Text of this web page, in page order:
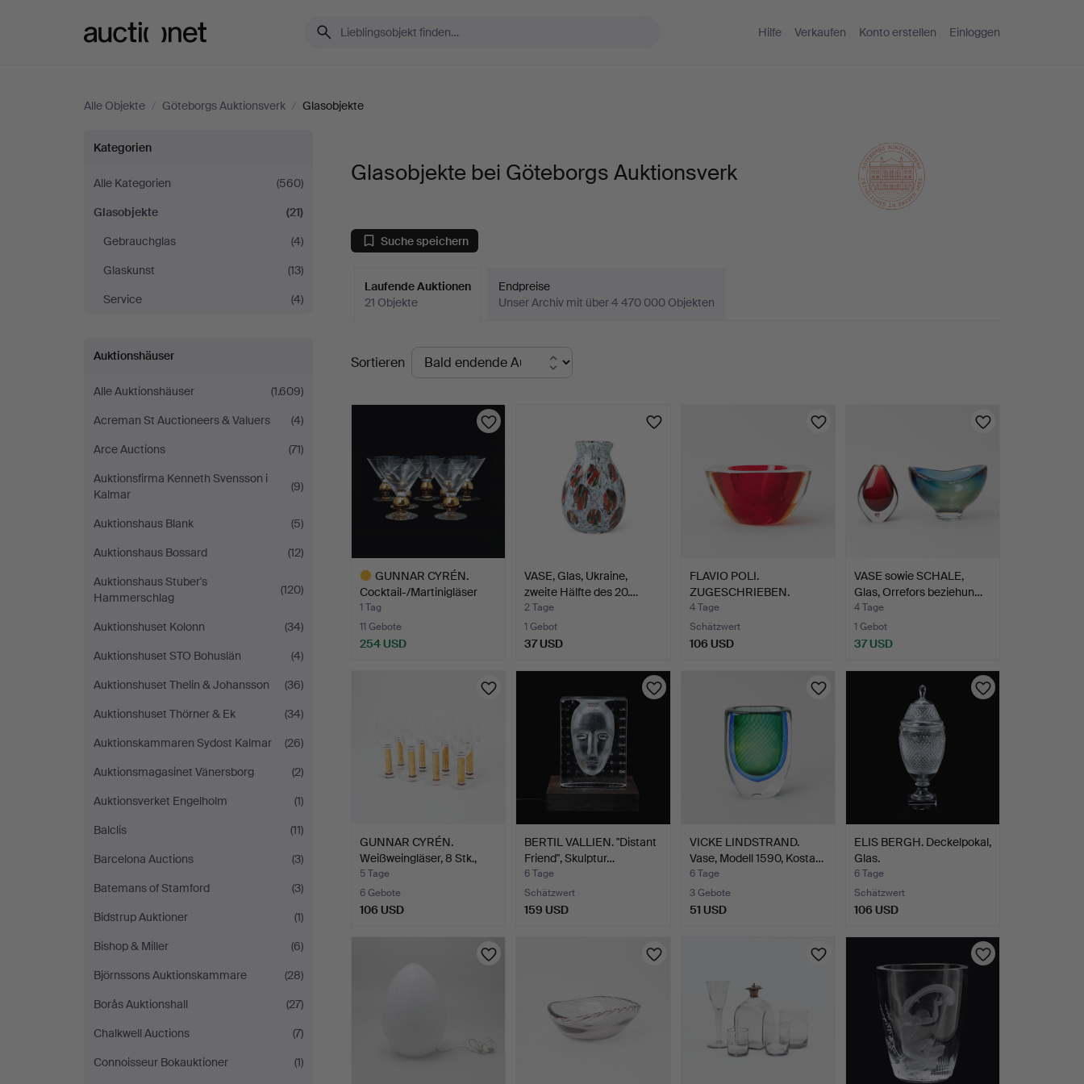
Hilfe Verkaufen Konto erstellen Einloggen
Alle Objekte / Göteborgs Auktionsverk / Glasobjekte
Glasobjekte
bei
Göteborgs
Auktionsverk
Kategorien
Alle Kategorien
(560)
Glasobjekte
(21)
Gebrauchglas
(4)
Glaskunst
(13)
Service
(4)
Auktionshäuser
Alle Auktionshäuser
(1.609)
Acreman St Auctioneers & Valuers
(4)
Arce Auctions
(71)
Auktionsfirma Kenneth Svensson i
Kalmar
(9)
Auktionshaus Blank
(5)
Auktionshaus Bossard
(12)
Auktionshaus Stuber's
Hammerschlag
(120)
Auktionshuset Kolonn
(34)
Auktionshuset STO Bohuslän
(4)
Auktionshuset Thelin & Johansson
(36)
Auktionshuset Thörner & Ek
(34)
Auktionskammaren Sydost Kalmar
(26)
Auktionsmagasinet Vänersborg
(2)
Auktionsverket Engelholm
(1)
Balclis
(11)
Barcelona Auctions
(3)
Batemans of Stamford
(3)
Bidstrup Auktioner
(1)
Bishop & Miller
(6)
Björnssons Auktionskammare
(28)
Borås Auktionshall
(27)
Chalkwell Auctions
(7)
Connoisseur Bokauktioner
(1)
Glasobjekte bei Göteborgs Auktionsverk
Suche speichern
Laufende Auktionen
21 Objekte
Endpreise
Unser Archiv mit über 4 470 000 Objekten
Laufende
Auktionen
Sortieren
GUNNAR CYRÉN.
Cocktail-/Martinigläser
"Nob…
1 Tag
11 Gebote
254 USD
VASE, Glas, Ukraine,
zweite Hälfte des 20.…
2 Tage
1 Gebot
37 USD
FLAVIO POLI.
ZUGESCHRIEBEN.
Schale, Glas, …
4 Tage
Schätzwert
106 USD
VASE sowie SCHALE,
Glas, Orrefors beziehun…
4 Tage
1 Gebot
37 USD
GUNNAR CYRÉN.
Weißweingläser, 8 Stk.,
"Nob…
5 Tage
6 Gebote
106 USD
BERTIL VALLIEN. "Distant
Friend", Skulptur…
6 Tage
Schätzwert
159 USD
VICKE LINDSTRAND.
Vase, Modell 1590, Kosta…
6 Tage
3 Gebote
51 USD
ELIS BERGH. Deckelpokal,
Glas.
6 Tage
Schätzwert
106 USD